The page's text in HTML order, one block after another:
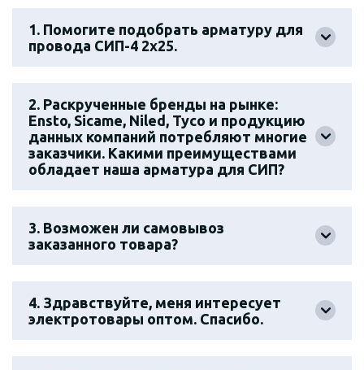
1. Помогите подобрать арматуру для
провода СИП-4 2х25.
2. Раскрученные бренды на рынке:
Ensto, Sicame, Niled, Tyco и продукцию
данных компаний потребляют многие
заказчики. Какими преимуществами
обладает наша арматура для СИП?
3. Возможен ли самовывоз
заказанного товара?
4. Здравствуйте, меня интересует
электротовары оптом. Спасибо.